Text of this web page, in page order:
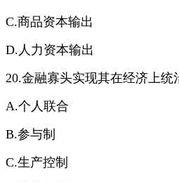
C.商品资本输出
D.人力资本输出
20.金融寡头实现其在经济上统
A.个人联合
B.参与制
C.生产控制